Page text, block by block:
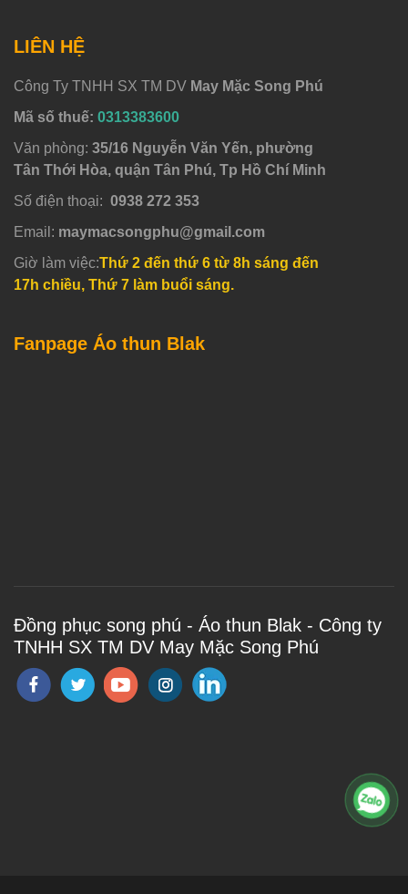
LIÊN HỆ
Công Ty TNHH SX TM DV May Mặc Song Phú
Mã số thuế: 0313383600
Văn phòng: 35/16 Nguyễn Văn Yến, phường
Tân Thới Hòa, quận Tân Phú, Tp Hồ Chí Minh
Số điện thoại: 0938 272 353
Email: maymacsongphu@gmail.com
Giờ làm việc:Thứ 2 đến thứ 6 từ 8h sáng đến
17h chiều, Thứ 7 làm buổi sáng.
Fanpage Áo thun Blak
Đồng phục song phú - Áo thun Blak - Công ty
TNHH SX TM DV May Mặc Song Phú